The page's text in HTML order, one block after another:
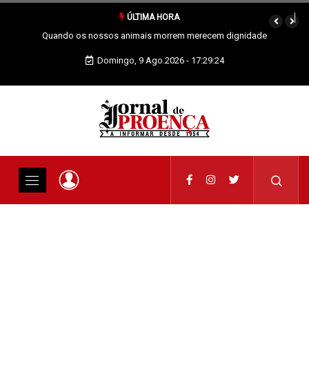
ÚLTIMA HORA
dignidade Vai Acontecer XIX Domingo Tempo Comum
Domingo, 9 Ago.2026 - 17:29:24